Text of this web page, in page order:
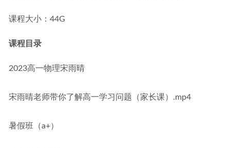
课程大小：44G
课程目录
2023高一物理宋雨晴
宋雨晴老师带你了解高一学习问题（家长课）.mp4
暑假班（a+）